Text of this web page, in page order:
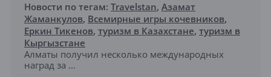
Новости по тегам: Travelstan, Азамат
Жаманкулов, Всемирные игры кочевников,
Еркин Тикенов, туризм в Казахстане, туризм в
Кыргызстане
Алматы получил несколько международных
наград за ...